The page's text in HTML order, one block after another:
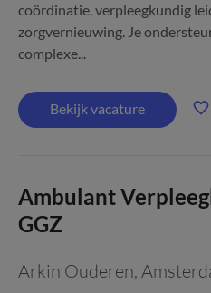
coördinatie, verpleegkundig
zorgvernieuwing. Je
complexe...
Bekijk vacature
Ambulant
GGZ
Arkin Ouderen,